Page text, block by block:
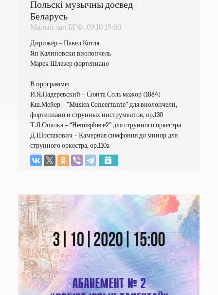
Польскі музычны досвед -
Беларусь
Малый зал БГФ, 09.10 19:00
Дирижёр – Павел Котля
Ян Калиновски виолончель
Марек Шлезер фортепиано
В программе:
И.Я.Падеревский – Сюита Соль мажор (1884)
Кш.Мейер – “Musica Concertante” для виолончели,
фортепиано и струнных инструментов, ор.130
Т.Я.Опалка – “Hemisphere2” для струнного оркестра
Д.Шостакович – Камерная симфония до минор для
струнного оркестра, ор.110а